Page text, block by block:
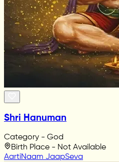
Shri Hanuman
Category - God
Birth Place - Not Available
AartiNaam JaapSeva